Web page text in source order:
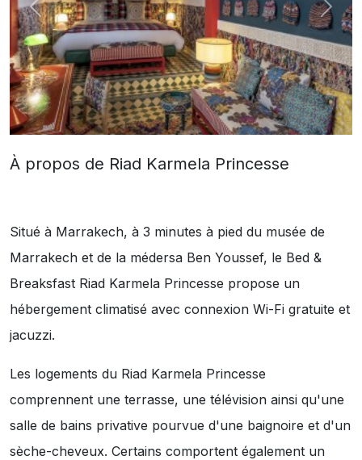
À propos de Riad Karmela Princesse
Situé à Marrakech, à 3 minutes à pied du musée de
Marrakech et de la médersa Ben Youssef, le Bed &
Breaksfast Riad Karmela Princesse propose un
hébergement climatisé avec connexion Wi-Fi gratuite et
jacuzzi.
Les logements du Riad Karmela Princesse
comprennent une terrasse, une télévision ainsi qu'une
salle de bains privative pourvue d'une baignoire et d'un
sèche-cheveux. Certains comportent également un